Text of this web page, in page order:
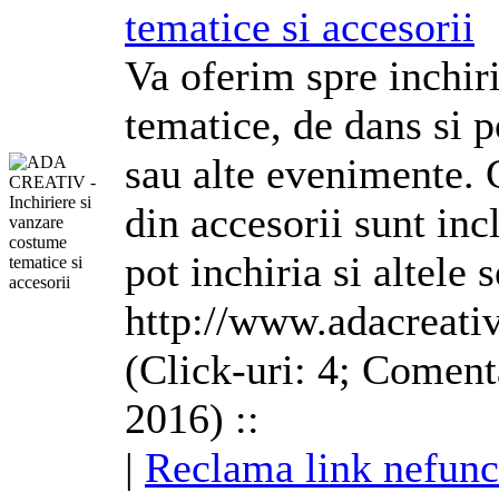
tematice si accesorii
Va oferim spre
tematice, de dans si
sau alte evenimente.
din accesorii sunt
pot inchiria si altele
http://
(Click-uri: 4;
2016) ::
| Reclama link